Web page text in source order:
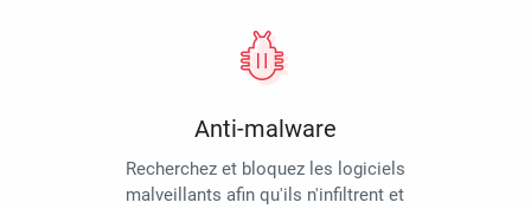
Anti-malware
Recherchez et bloquez les logiciels
malveillants afin qu'ils n'infiltrent et